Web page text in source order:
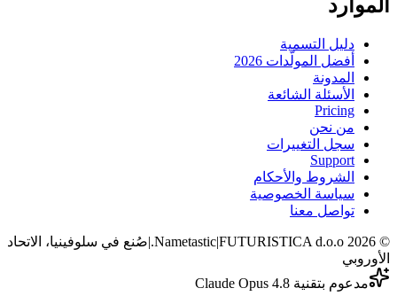
الموارد
دليل التسمية
أفضل المولّدات 2026
المدونة
الأسئلة الشائعة
Pricing
من نحن
سجل التغييرات
Support
الشروط والأحكام
سياسة الخصوصية
تواصل معنا
©
2026
|FUTURISTICA d.o.o.
|صُنع في سلوفينيا، الاتحاد
الأوروبي
مدعوم بتقنية Claude Opus 4.8